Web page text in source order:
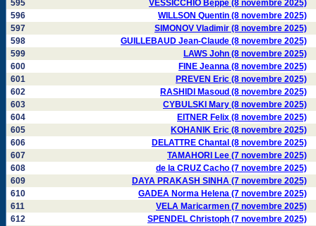
595
VESSICCHIO Beppe (8 novembre 2025)
596
WILLSON Quentin (8 novembre 2025)
597
SIMONOV Vladimir (8 novembre 2025)
598
GUILLEBAUD Jean-Claude (8 novembre 2025)
599
LAWS John (8 novembre 2025)
600
FINE Jeanna (8 novembre 2025)
601
PREVEN Eric (8 novembre 2025)
602
RASHIDI Masoud (8 novembre 2025)
603
CYBULSKI Mary (8 novembre 2025)
604
EITNER Felix (8 novembre 2025)
605
KOHANIK Eric (8 novembre 2025)
606
DELATTRE Chantal (8 novembre 2025)
607
TAMAHORI Lee (7 novembre 2025)
608
de la CRUZ Cacho (7 novembre 2025)
609
DAYA PRAKASH SINHA (7 novembre 2025)
610
GADEA Norma Helena (7 novembre 2025)
611
VELA Maricarmen (7 novembre 2025)
612
SPENDEL Christoph (7 novembre 2025)